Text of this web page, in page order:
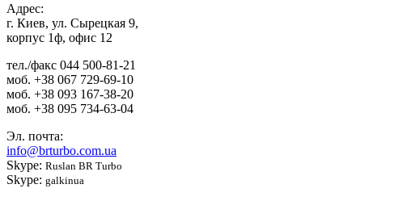
Адрес:
г. Киев, ул. Сырецкая 9,
корпус 1ф, офис 12
тел./факс 044 500-81-21
моб. +38 067 729-69-10
моб. +38 093 167-38-20
моб. +38 095 734-63-04
Эл. почта:
info@brturbo.com.ua
Skype: Ruslan BR Turbo
Skype: galkinua